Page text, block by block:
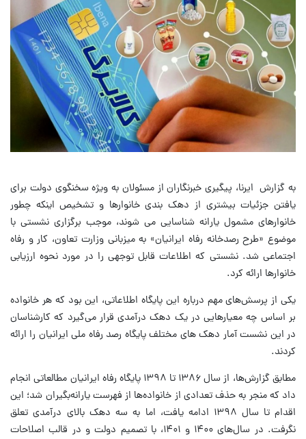
به گزارش ایرنا، پیگیری خبرنگاران از مسئولان به ویژه سخنگوی دولت برای
یافتن جزئیات بیشتری از دهک بندی خانوارها و تشخیص اینکه چطور
خانوارهای مشمول یارانه شناسایی می شوند، موجب برگزاری نشستی با
موضوع «طرح رصدخانه رفاه ایرانیان» به میزبانی وزارت تعاون، کار و رفاه
اجتماعی شد. نشستی که اطلاعات قابل توجهی را در مورد نحوه ارزیابی
خانوارها ارائه کرد.
یکی از پرسش‌های مهم درباره این پایگاه اطلاعاتی، این بود که هر خانواده
بر اساس چه معیارهایی در یک دهک درآمدی قرار می‌گیرد که کارشناسان
در این نشست آمار دهک های مختلف پایگاه رصد رفاه ملی ایرانیان را ارائه
کردند.
مطابق گزارش‌ها، از سال ۱۳۸۶ تا ۱۳۹۸ پایگاه رفاه ایرانیان مطالعاتی انجام
داد که منجر به حذف تعدادی از خانواده‌ها از فهرست یارانه‌بگیران شد؛ این
اقدام تا سال ۱۳۹۸ ادامه یافت، اما به سه دهک بالای درآمدی تعلق
نگرفت. در سال‌های ۱۴۰۰ و ۱۴۰۱، با تصمیم دولت و در قالب اصلاحات